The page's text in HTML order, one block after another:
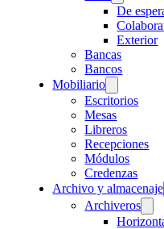
De
Exterior
Bancas
Bancos
Mobiliario
Escritorios
Mesas
Libreros
Recepciones
Módulos
Credenzas
Archivo y almacenaje
Archiveros